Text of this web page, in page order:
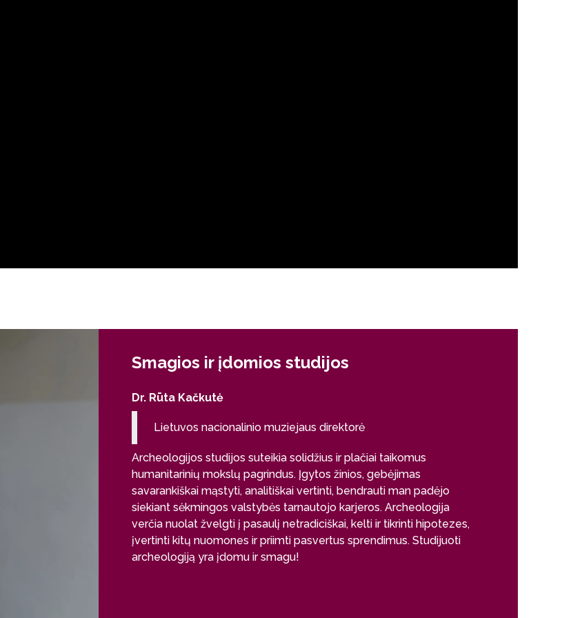
Smagios ir įdomios studijos
Dr. Rūta Kačkutė
Lietuvos nacionalinio muziejaus direktorė
Archeologijos studijos suteikia solidžius ir plačiai taikomus
humanitarinių mokslų pagrindus. Įgytos žinios, gebėjimas
savarankiškai mąstyti, analitiškai vertinti, bendrauti man padėjo
siekiant sėkmingos valstybės tarnautojo karjeros. Archeologija
verčia nuolat žvelgti į pasaulį netradiciškai, kelti ir tikrinti hipotezes,
įvertinti kitų nuomones ir priimti pasvertus sprendimus. Studijuoti
archeologiją yra įdomu ir smagu!